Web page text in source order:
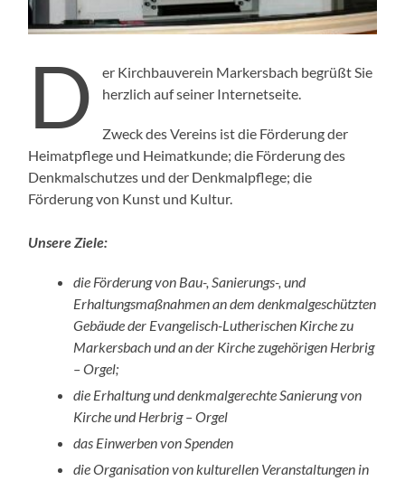
D
er Kirchbauverein Markersbach begrüßt Sie
herzlich auf seiner Internetseite.
Zweck des Vereins ist die Förderung der
Heimatpflege und Heimatkunde; die Förderung des
Denkmalschutzes und der Denkmalpflege; die
Förderung von Kunst und Kultur.
Unsere Ziele:
die Förderung von Bau-, Sanierungs-, und
Erhaltungsmaßnahmen an dem denkmalgeschützten
Gebäude der Evangelisch-Lutherischen Kirche zu
Markersbach und an der Kirche zugehörigen Herbrig
– Orgel;
die Erhaltung und denkmalgerechte Sanierung von
Kirche und Herbrig – Orgel
das Einwerben von Spenden
die Organisation von kulturellen Veranstaltungen in